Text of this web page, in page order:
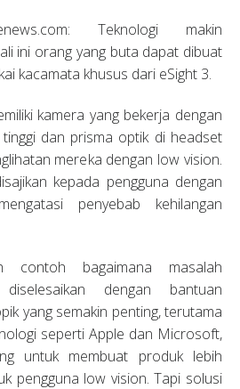
Teknologi makin
ini orang yang buta dapat dibuat
kacamata khusus dari eSight 3.
kamera yang bekerja dengan
dan prisma optik di headset
mereka dengan low vision.
kepada pengguna dengan
penyebab kehilangan
contoh bagaimana masalah
dengan bantuan
yang semakin penting, terutama
seperti Apple dan Microsoft,
untuk membuat produk lebih
pengguna low vision. Tapi solusi